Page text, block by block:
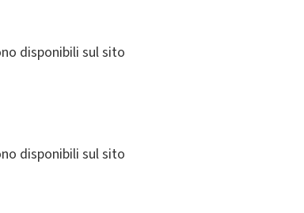
disponibili sul sito
disponibili sul sito